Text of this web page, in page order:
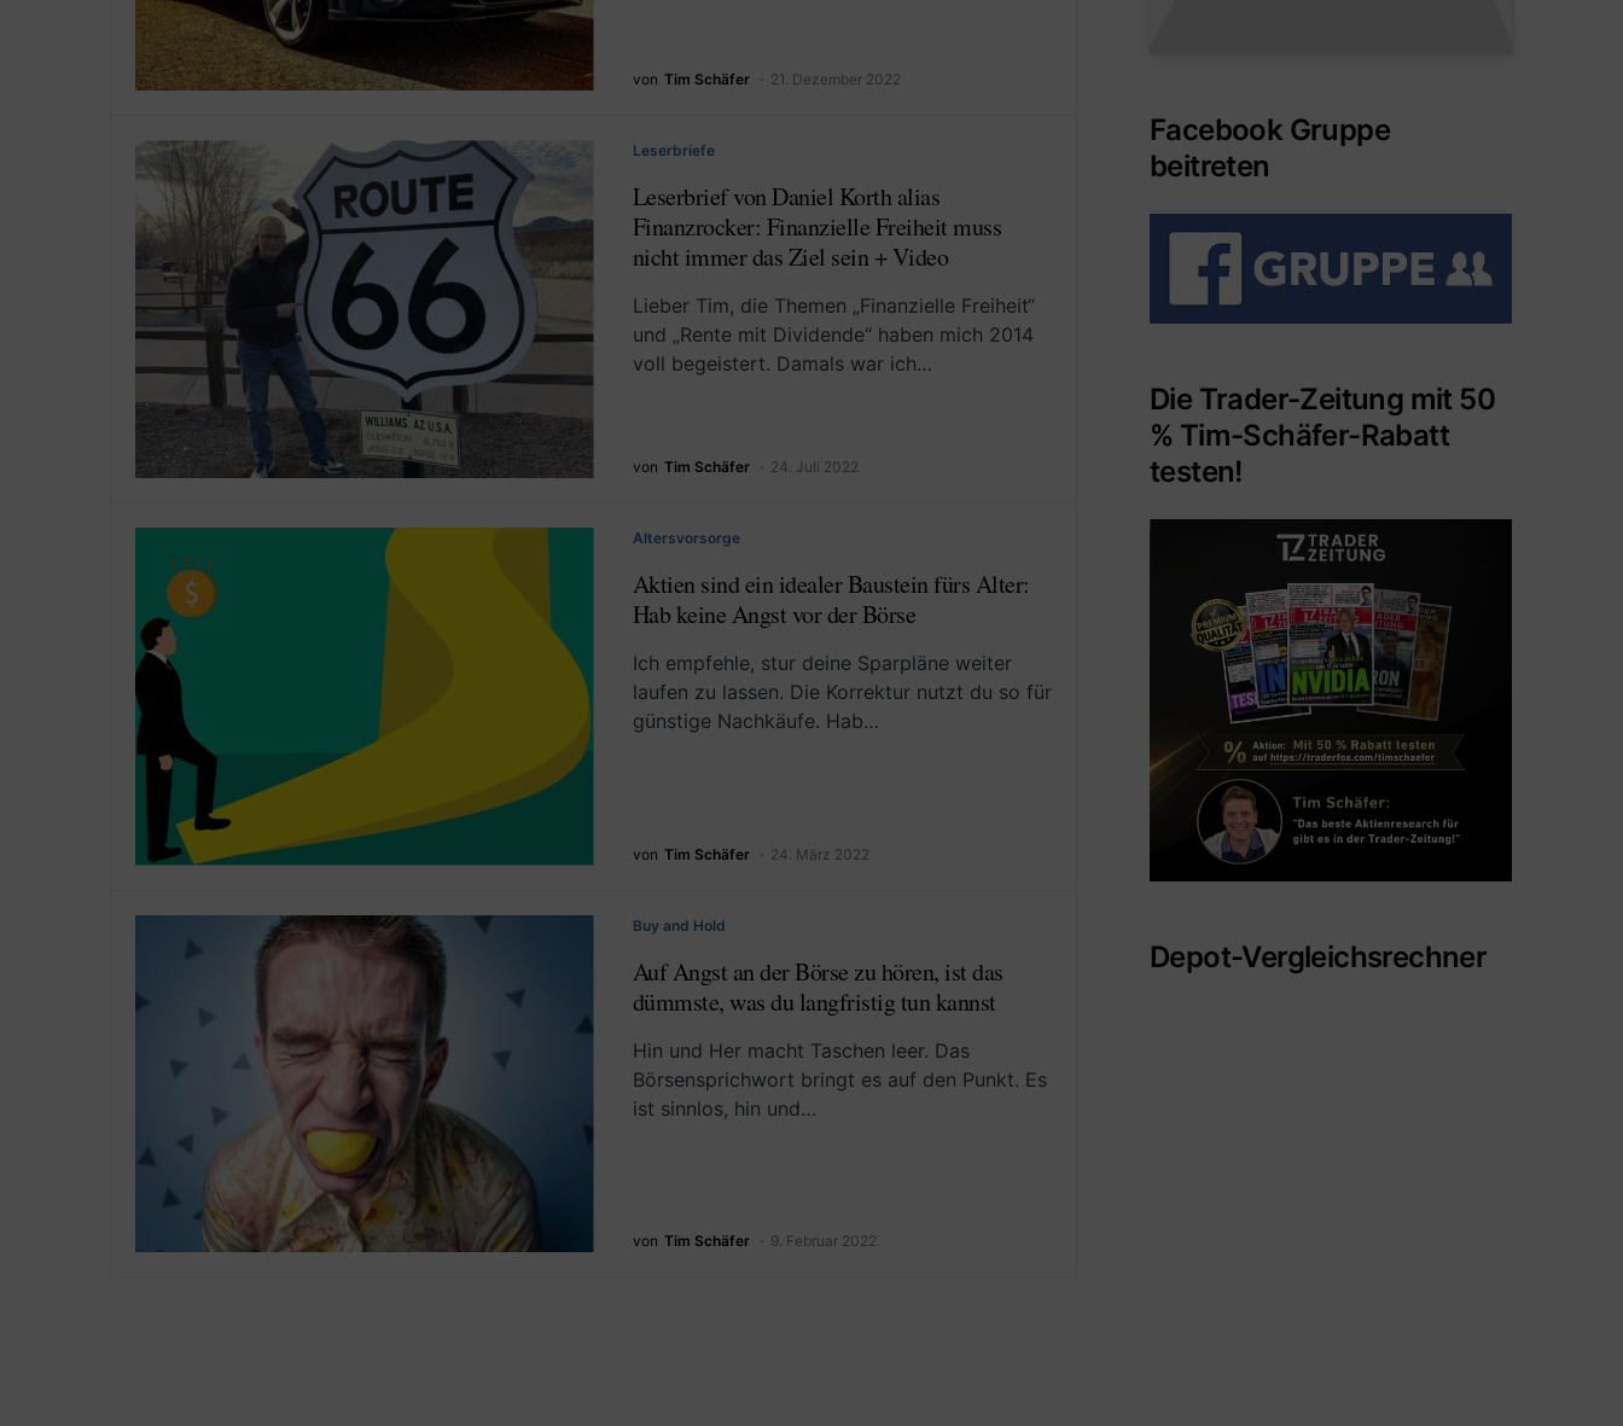
von Tim Schäfer 21. Dezember 2022
Leserbriefe
Leserbrief von Daniel Korth alias
Finanzrocker: Finanzielle Freiheit muss
nicht immer das Ziel sein + Video
Lieber Tim, die Themen „Finanzielle Freiheit“
und „Rente mit Dividende“ haben mich 2014
voll begeistert. Damals war ich…
von Tim Schäfer 24. Juli 2022
Altersvorsorge
Aktien sind ein idealer Baustein fürs Alter:
Hab keine Angst vor der Börse
Ich empfehle, stur deine Sparpläne weiter
laufen zu lassen. Die Korrektur nutzt du so für
günstige Nachkäufe. Hab…
von Tim Schäfer 24. März 2022
Buy and Hold
Auf Angst an der Börse zu hören, ist das
dümmste, was du langfristig tun kannst
Hin und Her macht Taschen leer. Das
Börsensprichwort bringt es auf den Punkt. Es
ist sinnlos, hin und…
von Tim Schäfer 9. Februar 2022
Facebook Gruppe
beitreten
Die Trader-Zeitung mit 50
% Tim-Schäfer-Rabatt
testen!
Depot-Vergleichsrechner